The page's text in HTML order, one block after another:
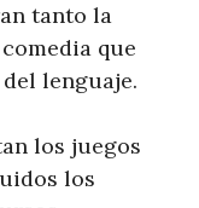
tanto la
que
lenguaje.
los juegos
los